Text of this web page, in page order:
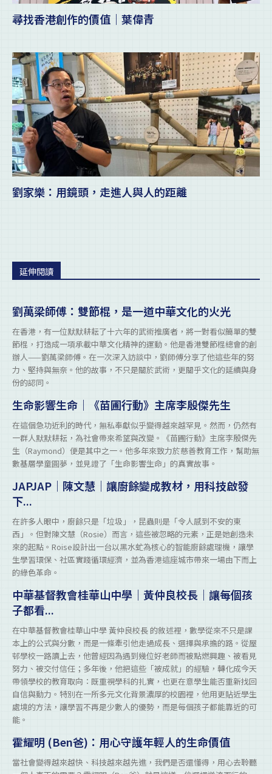
尋找香港創作的價值｜葉偉青
劉家樂：用鏡頭，走進人與人的距離
延伸閱讀
劉萬梁師傅：雙節棍，是一道中華文化的火光
在香港，有一位默默耕耘了十六年的武術推廣者，將一對看似簡單的雙
節棍，打造成一項承載中華文化精神的運動。他是香港雙節棍總會的創
辦人——劉萬梁師傅。在一次深入訪談中，劉師傅分享了他這些年的努
力、堅持與無奈。他的故事，不只是關於武術，更關乎文化的延續與身
份的認同。
生命影響生命｜《苗圃行動》主席李殷傑先生
在這個急功近利的時代，無私奉獻似乎變得越來越罕見。然而，仍然有
一群人默默耕耘，為社會帶來希望與改變。《苗圃行動》主席李殷傑先
生（Raymond）便是其中之一。他多年來致力於慈善教育工作，幫助無
數基層學童圓夢，並見證了「生命影響生命」的真實故事。
JAPJAP｜陳文慧｜讓廚餘變成教材，用科技啟發
下...
在許多人眼中，廚餘只是「垃圾」，昆蟲則是「令人感到不安的東
西」。但對陳文慧（Rosie）而言，這些被忽略的元素，正是她創造未
來的起點。Roise設計出一台以黑水虻為核心的智能廚餘處理機，讓學
生學習環保、社區實踐循環經濟，並為香港這座城市帶來一場由下而上
的綠色革命。
中華基督教會桂華山中學｜黃仲良校長｜讓每個孩
子都看...
在中華基督教會桂華山中學 黃仲良校長 的敘述裡，數學從來不只是課
本上的公式與分數，而是一條牽引他走過成長、選擇與承擔的路。從屋
邨學校一路讀上去，他曾經因為遇到幾位好老師而被點燃興趣、被看見
努力、被交付信任；多年後，他把這些「被成就」的經驗，轉化成今天
帶領學校的教育取向：既重視學科的扎實，也更在意學生能否重新找回
自信與動力。特別在一所多元文化背景濃厚的校園裡，他用更貼近學生
處境的方法，讓學習不再是少數人的優勢，而是每個孩子都能靠近的可
能。
霍耀明 (Ben爸)：用心守護年輕人的生命價值
當社會變得越來越快、科技越來越先進，我們是否還懂得，用心去聆聽